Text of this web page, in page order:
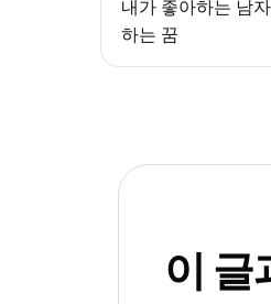
내가 좋아하는 남
하는 꿈
이 글